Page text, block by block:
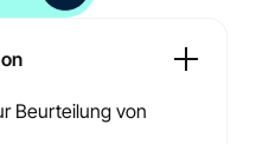
Beurteilung von